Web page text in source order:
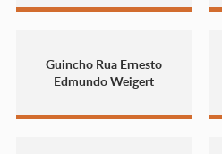
Guincho Rua Ernesto
Edmundo Weigert